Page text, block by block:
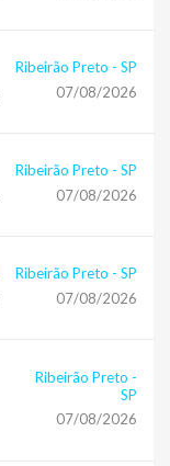
Ribeirão Preto - SP
07/08/2026
Ribeirão Preto - SP
07/08/2026
Ribeirão Preto - SP
07/08/2026
Ribeirão Preto -
SP
07/08/2026